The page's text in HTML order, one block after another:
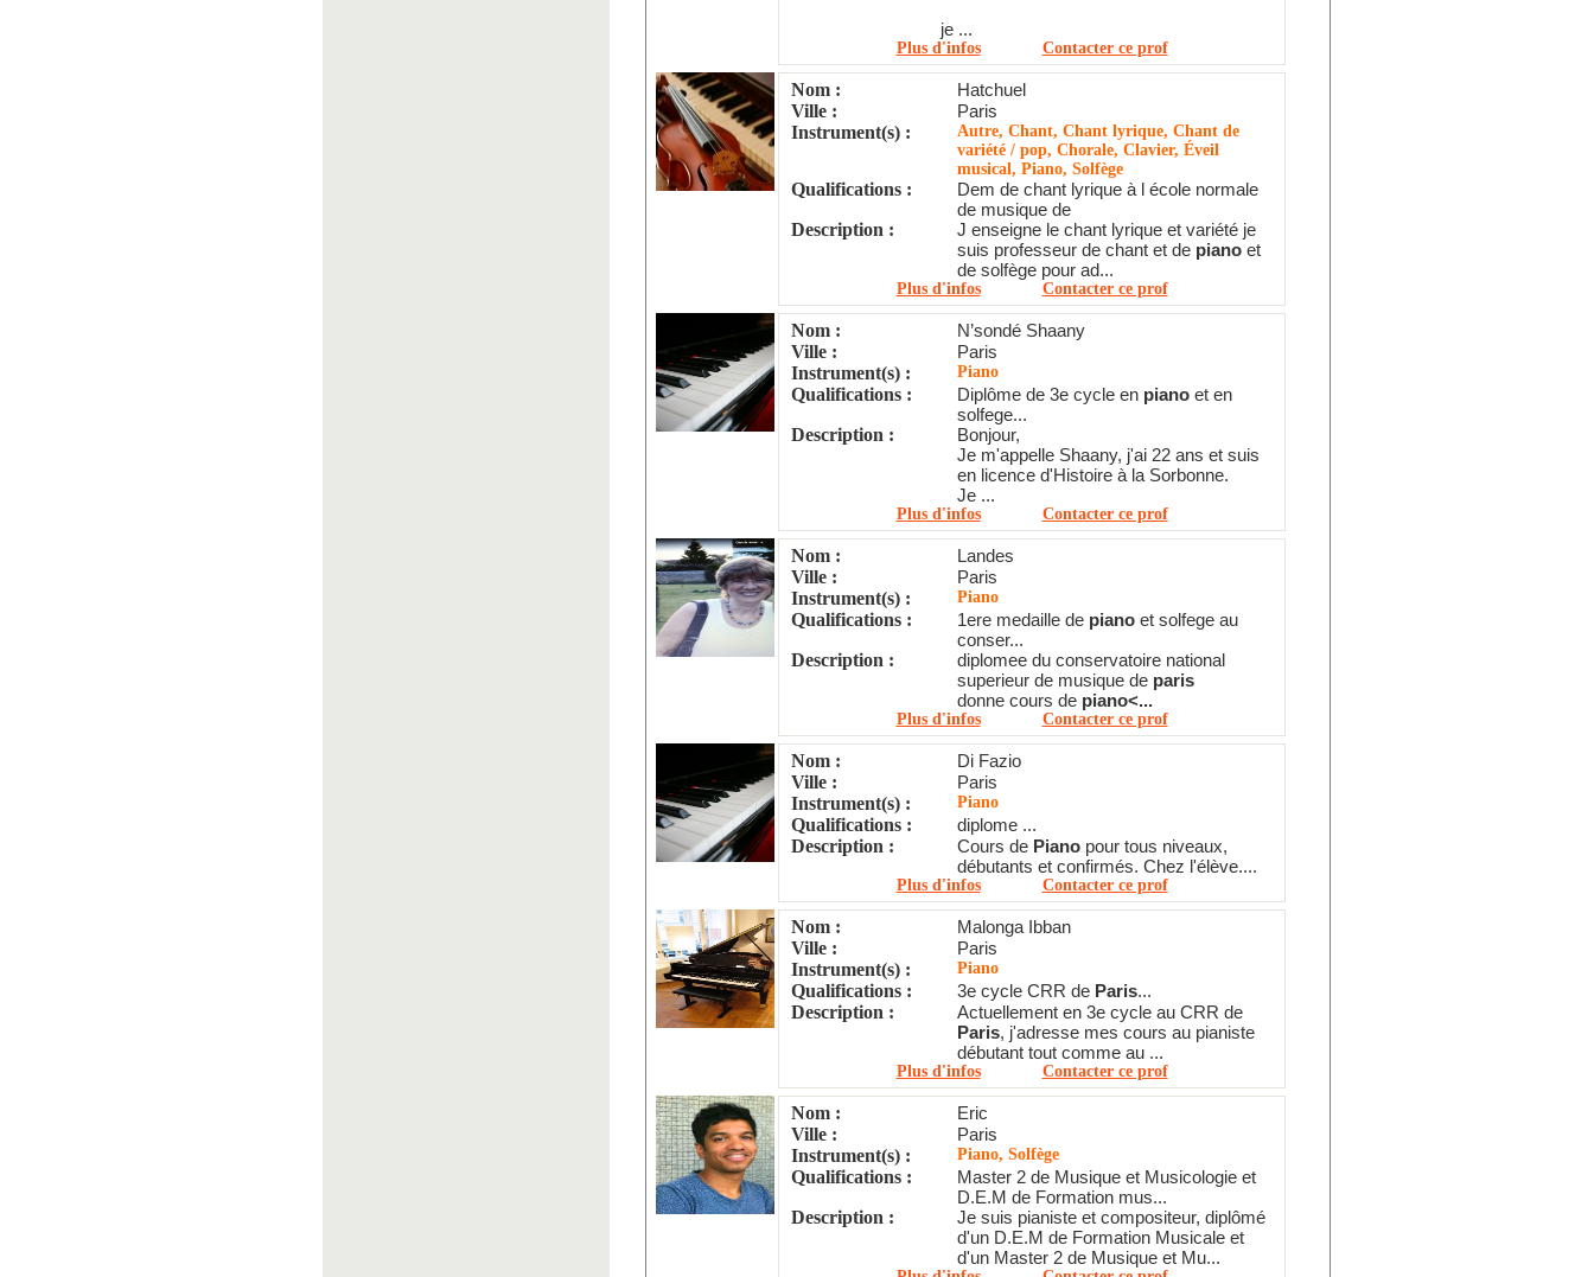
je ...
Plus d'infos Contacter ce prof
Nom :
Hatchuel
Ville :
Paris
Instrument(s) :
Autre, Chant, Chant lyrique, Chant de
variété / pop, Chorale, Clavier, Éveil
musical, Piano, Solfège
Qualifications :
Dem de chant lyrique à l école normale
de musique de
Description :
J enseigne le chant lyrique et variété je
suis professeur de chant et de piano et
de solfège pour ad...
Plus d'infos Contacter ce prof
Nom :
N’sondé Shaany
Ville :
Paris
Instrument(s) :
Piano
Qualifications : Diplôme de 3e cycle en piano et en
solfege...
Description :
Bonjour,
Je m'appelle Shaany, j'ai 22 ans et suis
en licence d'Histoire à la Sorbonne.
Je ...
Plus d'infos Contacter ce prof
Nom :
Landes
Ville :
Paris
Instrument(s) :
Piano
Qualifications : 1ere medaille de piano et solfege au
conser...
Description :
diplomee du conservatoire national
superieur de musique de paris
donne cours de piano<...
Plus d'infos Contacter ce prof
Nom :
Di Fazio
Ville :
Paris
Instrument(s) :
Piano
Qualifications :
diplome ...
Description :
Cours de Piano pour tous niveaux,
débutants et confirmés. Chez l'élève....
Plus d'infos Contacter ce prof
Nom :
Malonga Ibban
Ville :
Paris
Instrument(s) :
Piano
Qualifications : 3e cycle CRR de Paris...
Description :
Actuellement en 3e cycle au CRR de
Paris, j'adresse mes cours au pianiste
débutant tout comme au ...
Plus d'infos Contacter ce prof
Nom :
Eric
Ville :
Paris
Instrument(s) :
Piano, Solfège
Qualifications :
Master 2 de Musique et Musicologie et
D.E.M de Formation mus...
Description :
Je suis pianiste et compositeur, diplômé
d'un D.E.M de Formation Musicale et
d'un Master 2 de Musique et Mu...